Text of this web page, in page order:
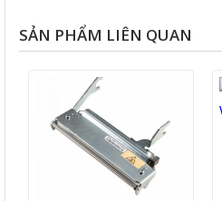
SẢN PHẨM LIÊN QUAN